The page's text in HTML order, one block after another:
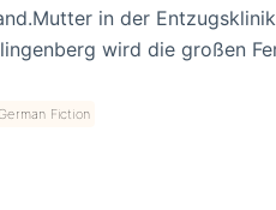
in der
wird die großen
Fiction